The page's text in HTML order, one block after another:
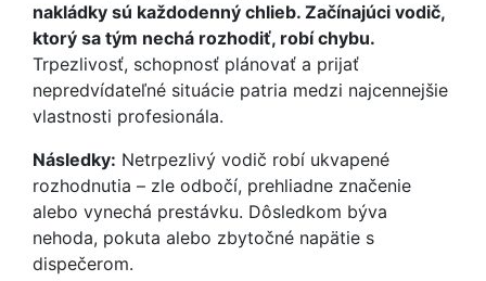
nakládky sú každodenný chlieb. Začínajúci vodič,
ktorý sa tým nechá rozhodiť, robí chybu.
Trpezlivosť, schopnosť plánovať a prijať
nepredvídateľné situácie patria medzi najcennejšie
vlastnosti profesionála.
Následky: Netrpezlivý vodič robí ukvapené
rozhodnutia – zle odbočí, prehliadne značenie
alebo vynechá prestávku. Dôsledkom býva
nehoda, pokuta alebo zbytočné napätie s
dispečerom.